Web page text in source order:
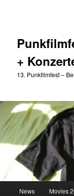
+
13. Punkfilmfest –
News Movies